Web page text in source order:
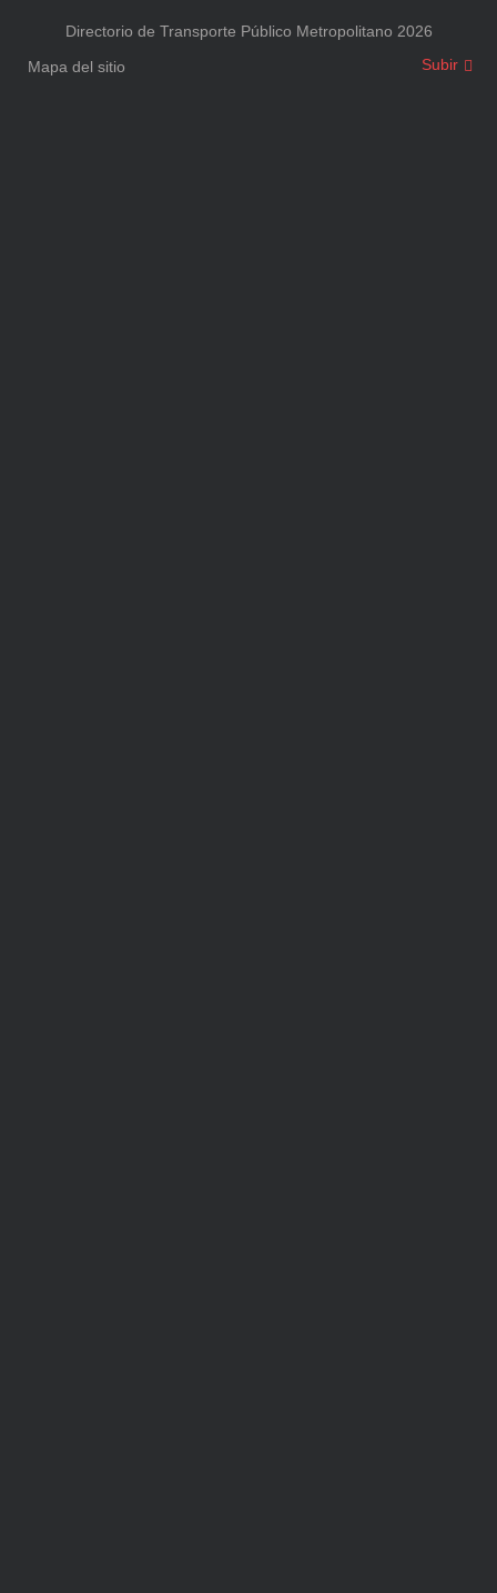
Directorio de Transporte Público Metropolitano 2026
Mapa del sitio
Subir